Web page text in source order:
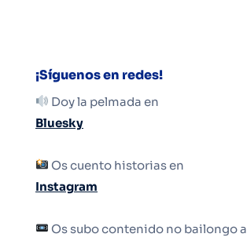
¡Síguenos en redes!
Doy la pelmada en
Bluesky
Os cuento historias en
Instagram
Os subo contenido no bailongo a